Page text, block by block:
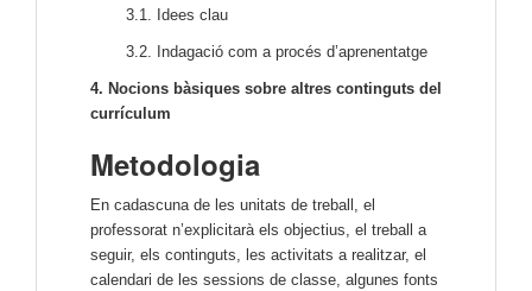
3.1. Idees clau
3.2. Indagació com a procés d’aprenentatge
4. Nocions bàsiques sobre altres continguts del
currículum
Metodologia
En cadascuna de les unitats de treball, el
professorat n’explicitarà els objectius, el treball a
seguir, els continguts, les activitats a realitzar, el
calendari de les sessions de classe, algunes fonts